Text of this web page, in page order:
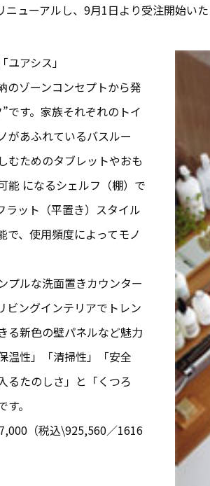
ューアルし、9月1日より受注開始いた
アシス」
のゾーンコンセプトから発
です。家族それぞれのトイ
があふれているバスルー
むためのタブレットやおも
能 になるシェルフ（棚）で
ラット（平置き）スタイル
で、使用頻度によってモノ
プルな洗面置きカウンター
ビングインテリアでトレン
る新色の壁パネルなど魅力
温性」「清掃性」「安全
るたのしさ」と「くつろ
。
（税込\925,560／1616